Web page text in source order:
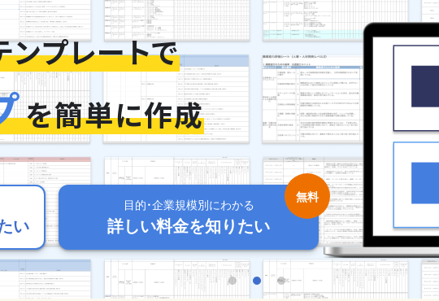
い
目的・企業規模別にわかる
詳しい料金を知りたい
い
目的・企業規模別にわかる
詳しい料金を知りたい
プレートで
を簡単に作成
い
目的・企業規模別にわかる
詳しい料金を知りたい
い
目的・企業規模別にわかる
詳しい料金を知りたい
い
目的・企業規模別にわかる
詳しい料金を知りたい